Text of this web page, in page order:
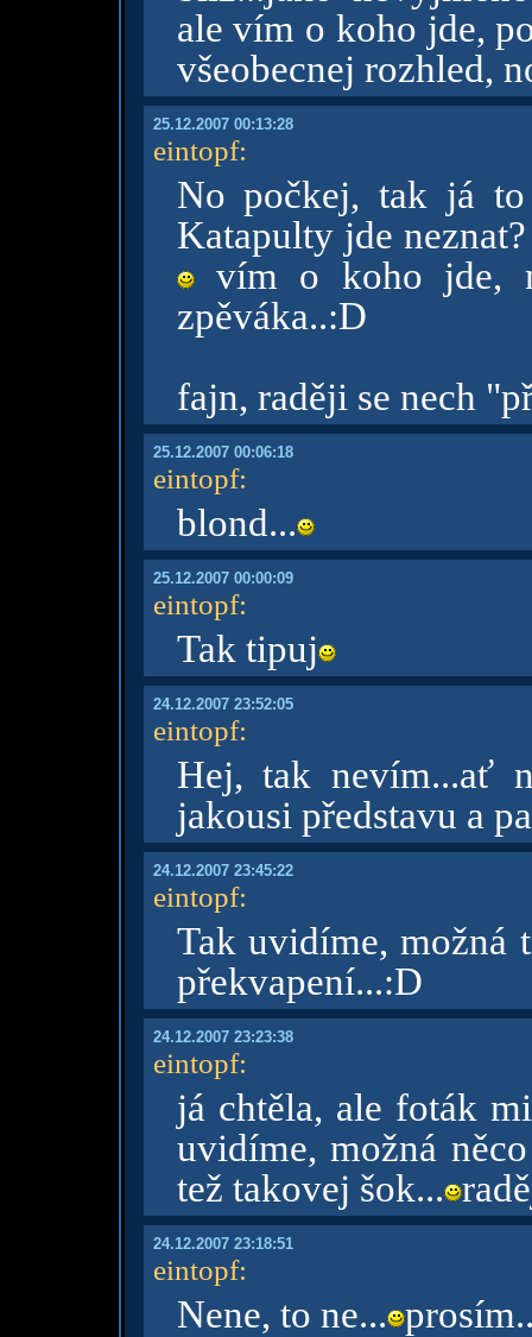
ale vím o koho jde,
všeobecnej rozhled,
25.12.2007 00:13:28
eintopf:
No počkej, tak já to
Katapulty jde
vím o koho jde,
zpěváka..:D
fajn, raději se nech
25.12.2007 00:06:18
eintopf:
blond...
25.12.2007 00:00:09
eintopf:
Tak tipuj
24.12.2007 23:52:05
eintopf:
Hej, tak nevím...ať
jakousi představu a
24.12.2007 23:45:22
eintopf:
Tak uvidíme, možná
překvapení...:D
24.12.2007 23:23:38
eintopf:
já chtěla, ale foták
uvidíme, možná
tež takovej šok...
24.12.2007 23:18:51
eintopf:
Nene, to ne...